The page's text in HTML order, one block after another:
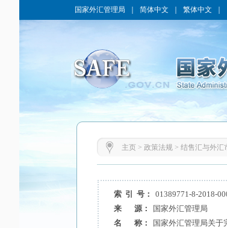
国家外汇管理局 简体中文 繁体中文
主页> 政策法规> 结售汇与外汇
索 引 号： 01389771-8-2018-
来 源：
国家外汇管理局
名 称：
国家外汇管理局关于